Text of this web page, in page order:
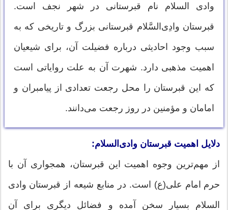
وادی‌ السلام نام قبرستانی در شهر نجف است.
قبرستان وادِی‌السَّلام قبرستانی بزرگ و تاریخی که به
سبب وجود احادیثی درباره فضیلت آن، برای شیعیان
اهمیت مذهبی دارد. شهرت آن به علت روایاتی است
که این قبرستان را محل رجعت تعدادی از پیامبران و
امامان و مؤمنین در روز رجعت می‌دانند.
دلایل اهمیت قبرستان وادی‌السلام:
از مهم‌ترین وجوه اهمیت این قبرستان، همجواری آن با
حرم امام علی(ع) است. در منابع شیعه از قبرستان وادی
السلام بسیار سخن آمده و فضائل دیگری برای آن